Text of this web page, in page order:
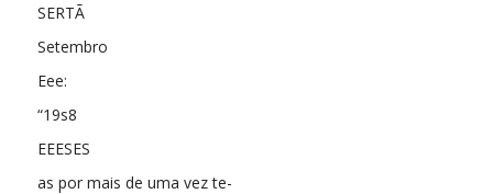
SERTÃ
Setembro
Eee:
“19s8
EEESES
as por mais de uma vez te-